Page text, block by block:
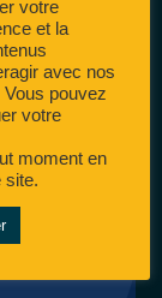
votre
et la
avec nos
pouvez
votre
moment en
site.